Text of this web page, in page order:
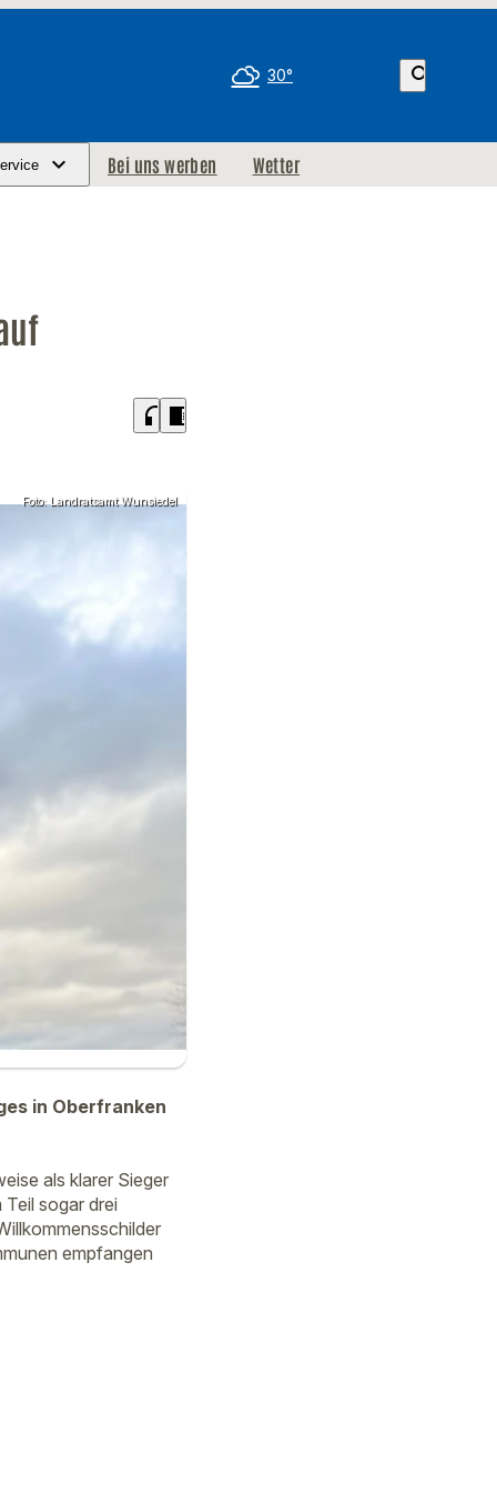
30° search
Bei uns werben Wetter
headphones chrome_reader_mode
Foto: Landratsamt Wunsiedel
in Oberfranken
als klarer Sieger
sogar drei
empfangen